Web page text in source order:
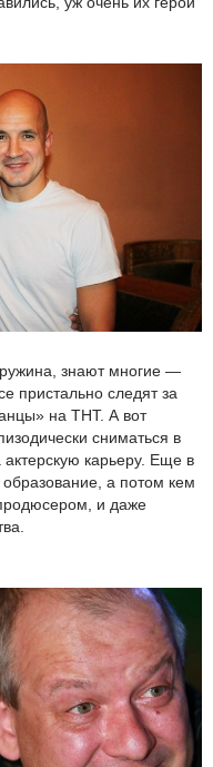
знают многие —
пристально следят за
на ТНТ. А вот
сниматься в
карьеру. Еще в
образование, а потом кем
и даже